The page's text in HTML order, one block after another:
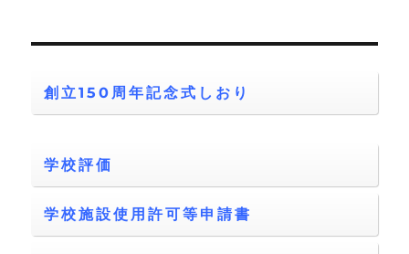
創立150周年記念式しおり
学校評価
学校施設使用許可等申請書